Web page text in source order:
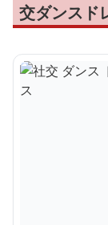
交ダンスド